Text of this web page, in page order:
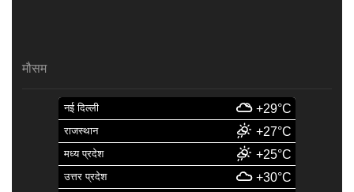
मौसम
नई दिल्ली +29°C
राजस्थान +27°C
मध्य प्रदेश +25°C
उत्तर प्रदेश +30°C